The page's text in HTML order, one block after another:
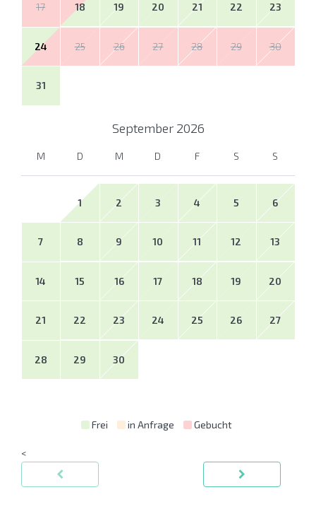
17 18 19 20 21 22 23
24 25 26 27 28 29 30
31
September 2026
M D M D F S S
1 2 3 4 5 6
7 8 9 10 11 12 13
14 15 16 17 18 19 20
21 22 23 24 25 26 27
28 29 30
Frei in Anfrage Gebucht
<